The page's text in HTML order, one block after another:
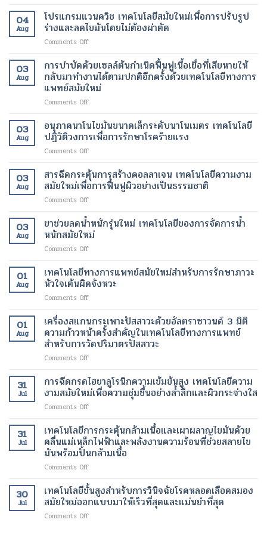
เทคโนโลยี
สมัย
ใหม่
ลด
น้ำ
หนัก
เทคโนโลยี
ทางการ
เปลี่ยนแปลง
ชีวิต
ของ
ผู้
เทคโนโลยี
การ
ผ่าตัด
สมัย
ใหม่
ของ
ผู้
ป่วย
ฟื้นฟู
ผิว
ด้วย
เลเซอร์
ความ
งาม
สมัย
ใหม่
เพื่อ
ที่
กระจ่าง
ดี
ขึ้น
04
Aug
โปรแกรมแวนควิช เทคโนโลยีสมัยใหม่เพื่อการปรับรูป
ร่างและลดไขมันโดยไม่ต้องผ่าตัด
Comments Offon
แก
รม
แวน
ควิช
เทคโนโลยี
ใหม่
เพื่อ
การ
ปรับ
ร่าง
และ
โดย
ไม่
ต้อง
03
Aug
การบำบัดด้วยเซลล์ต้นกำเนิดฟื้นฟูเนื้อเยื่อที่เสียหายให้
กลับมาทำงานได้ตามปกติอีกครั้งด้วยเทคโนโลยีทางการ
แพทย์สมัยใหม่
Comments Offon
บำบัด
ด้วย
เซลล์
ต้น
ฟื้นฟู
เนื้อเยื่อ
ให้
กลับ
ตาม
ปกติ
อีก
เทคโนโลยี
ทางการ
แพทย์
สมัย
03
Aug
อนุภาคนาโนไขมันขนาดเล็กระดับนาโนเมตร เทคโนโลยี
ปฏิวัติวงการเพื่อการรักษาโรคร้ายแรง
Comments Offon
นาโน
ไข
มัน
ขนาด
ระดับ
นาโน
วงการ
เพื่อ
ร้าย
แรง
03
Aug
สารฉีดกระตุ้นการสร้างคอลลาเจน เทคโนโลยีความงาม
สมัยใหม่เพื่อการฟื้นฟูผิวอย่างเป็นธรรมชาติ
Comments Offon
ฉีด
กระตุ้น
การ
สร้าง
ล
ลา
งาม
สมัย
ใหม่
ผิว
อย่าง
เป็น
03
Aug
ยาช่วยลดน้ำหนักรุ่นใหม่ เทคโนโลยีของการจัดการน้ำ
หนักสมัยใหม่
Comments Offon
ช่วย
ลด
น้ำ
หนัก
ใหม่
เทคโนโลยี
ของ
การ
จัดการ
หนัก
สมัย
01
Aug
เทคโนโลยีทางการแพทย์สมัยใหม่สำหรับการรักษาภาวะ
หัวใจเต้นผิดจังหวะ
Comments Offon
ทางการ
แพทย์
สมัย
ใหม่
สำหรับ
รักษา
ภาวะ
หัวใจ
เต้น
จังหวะ
01
Aug
เครื่องสแกนกระเพาะปัสสาวะด้วยอัลตราซาวนด์ 3 มิติ
ความก้าวหน้าครั้งสำคัญในเทคโนโลยีทางการแพทย์
สำหรับการวัดปริมาตรปัสสาวะ
Comments Offon
สแกน
กระเพาะ
ปัสสาวะ
ด้วย
ซา
วนด์
3
มิติ
ความ
ครั้ง
สำคัญ
31
Jul
การฉีดกรดไฮยาลูโรนิกความเข้มข้นสูง เทคโนโลยีความ
งามสมัยใหม่เพื่อความชุ่มชื้นอย่างล้ำลึกและผิวกระจ่างใส
Comments Offon
ฉีด
กรด
ไฮ
ยา
ลู
นิก
ความ
เข้ม
ข้น
31
Jul
เทคโนโลยีการกระตุ้นกล้ามเนื้อและเผาผลาญไขมันด้วย
คลื่นแม่เหล็กไฟฟ้าและพลังงานความร้อนที่ช่วยสลายไข
มันพร้อมปั้นกล้ามเนื้อ
Comments Offon
การก
ระ
ตุ้
นก
30
Jul
เทคโนโลยีขั้นสูงสำหรับการวินิจฉัยโรคหลอดเลือดสมอง
สมัยใหม่ออกแบบมาให้เร็วที่สุดและแม่นยำที่สุด
Comments Offon